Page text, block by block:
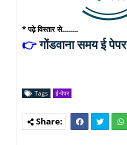
* पढ़े विस्तार से........
👉गोंडवाना समय ई
Tags ई-पेपर